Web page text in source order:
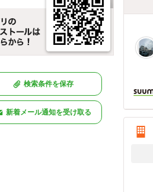
検索条件を保存
新着メール通知を受け取る